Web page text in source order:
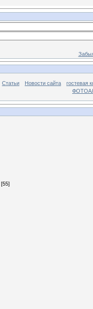
Статьи Новости сайта
гостевая
[55]